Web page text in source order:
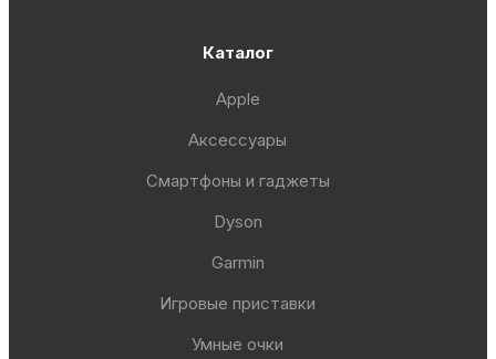
Каталог
Apple
Аксессуары
Смартфоны и гаджеты
Dyson
Garmin
Игровые приставки
Умные очки